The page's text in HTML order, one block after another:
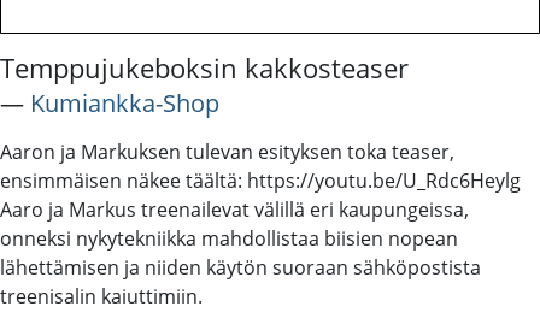
Temppujukeboksin kakkosteaser
― Kumiankka-Shop
Aaron ja Markuksen tulevan esityksen toka teaser,
ensimmäisen näkee täältä: https://youtu.be/U_Rdc6Heylg
Aaro ja Markus treenailevat välillä eri kaupungeissa,
onneksi nykytekniikka mahdollistaa biisien nopean
lähettämisen ja niiden käytön suoraan sähköpostista
treenisalin kaiuttimiin.